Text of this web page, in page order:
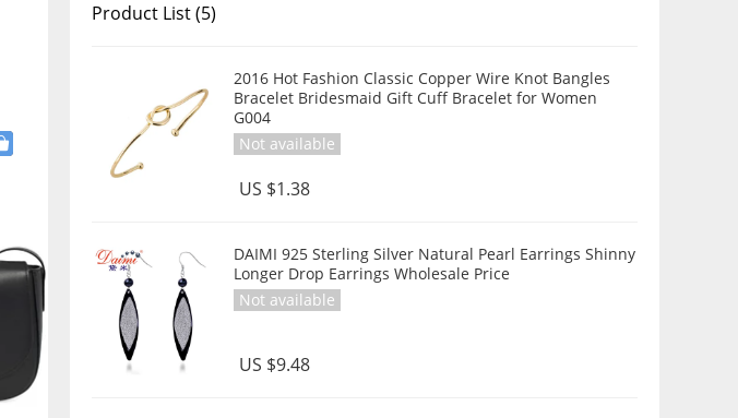
Product List (5)
2016 Hot Fashion Classic Copper Wire Knot Bangles
Bracelet Bridesmaid Gift Cuff Bracelet for Women
G004
Not available
US $1.38
DAIMI 925 Sterling Silver Natural Pearl Earrings Shinny
Longer Drop Earrings Wholesale Price
Not available
US $9.48